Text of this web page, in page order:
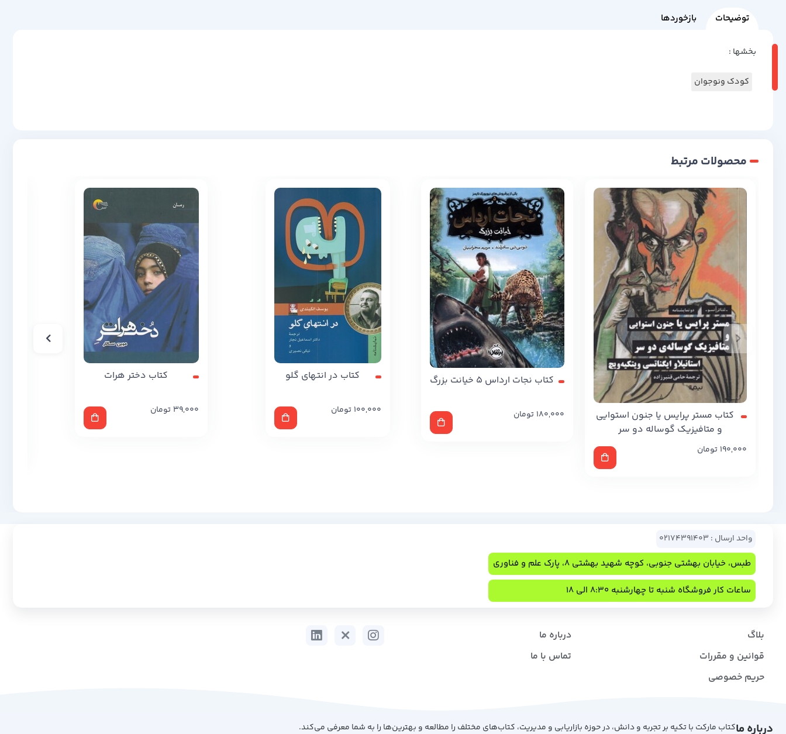
توضیحات بازخوردها
بخشها :
کودک ونوجوان
محصولات مرتبط
کتاب مستر پرایس یا جنون استوایی
و متافیزیک گوساله دو سر
190,000 تومان
کتاب نجات ارداس 5 خیانت بزرگ
180,000 تومان
کتاب در انتهای گلو
100,000 تومان
کتاب دختر هرات
39,000 تومان
واحد ارسال : 02174391403
طبس، خیابان بهشتی جنوبی، کوچه شهید بهشتی 8، پارک علم و فناوری
ساعات کار فروشگاه شنبه تا چهارشنبه 8:30 الی 18
بلاگ
درباره ما
قوانین و مقررات
تماس با ما
حریم خصوصی
درباره ماکتاب مارکت با تکیه بر تجربه و دانش، در حوزه بازاریابی و مدیریت، کتاب‌های مختلف را مطالعه و بهترین‌ها را به شما معرفی می‌کند.